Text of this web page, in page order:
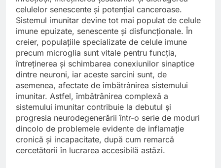
celulelor senescente și potențial canceroase.
Sistemul imunitar devine tot mai populat de celule
imune epuizate, senescente și disfuncționale. În
creier, populațiile specializate de celule imune
precum microglia sunt vitale pentru funcția,
întreținerea și schimbarea conexiunilor sinaptice
dintre neuroni, iar aceste sarcini sunt, de
asemenea, afectate de îmbătrânirea sistemului
imunitar. Astfel, îmbătrânirea complexă a
sistemului imunitar contribuie la debutul și
progresia neurodegenerării într-o serie de moduri
dincolo de problemele evidente de inflamație
cronică și incapacitate, după cum remarcă
cercetătorii în lucrarea accesibilă astăzi.